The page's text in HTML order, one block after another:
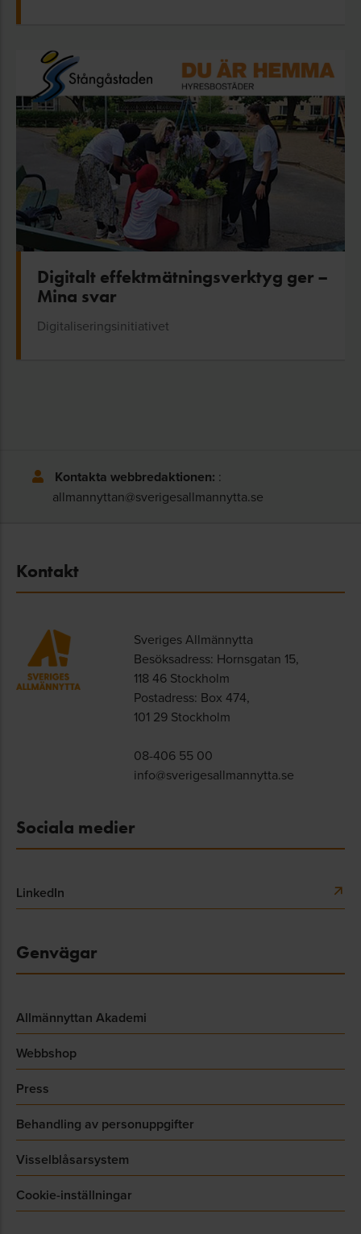
Digitalt effektmätningsverktyg ger –
Mina svar
Digitaliseringsinitiativet
Kontakta webbredaktionen: :
allmannyttan@sverigesallmannytta.se
Kontakt
Sveriges Allmännytta
Besöksadress: Hornsgatan 15,
118 46 Stockholm
Postadress: Box 474,
101 29 Stockholm
08-406 55 00
info@sverigesallmannytta.se
Sociala medier
LinkedIn
Genvägar
Allmännyttan Akademi
Webbshop
Press
Behandling av personuppgifter
Visselblåsarsystem
Cookie-inställningar